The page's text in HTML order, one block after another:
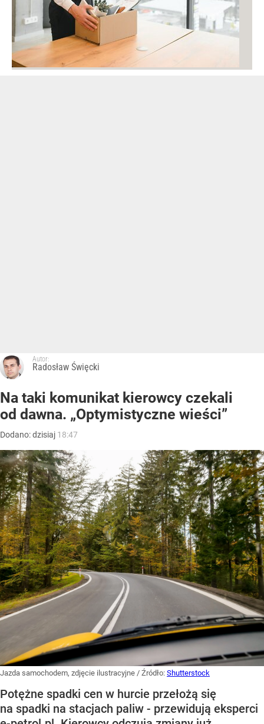
Autor:
Radosław Święcki
Na taki komunikat kierowcy czekali
od dawna. „Optymistyczne wieści”
Dodano:dzisiaj 18:47
Jazda samochodem, zdjęcie ilustracyjne / Źródło: Shutterstock
Potężne spadki cen w hurcie przełożą się
na spadki na stacjach paliw - przewidują eksperci